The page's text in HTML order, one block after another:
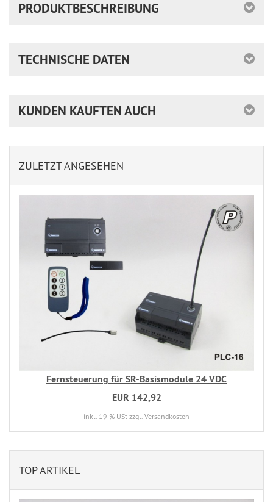
PRODUKTBESCHREIBUNG
TECHNISCHE DATEN
KUNDEN KAUFTEN AUCH
ZULETZT ANGESEHEN
Fernsteuerung für SR-Basismodule 24 VDC
EUR 142,92
inkl. 19 % USt zzgl. Versandkosten
TOP ARTIKEL